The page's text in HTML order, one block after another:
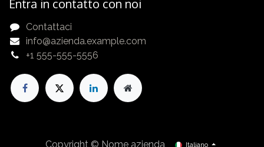
Entra in contatto con noi
Contattaci
info@azienda.example.com
+1 555-555-5556
Copyright © Nome azienda Italiano